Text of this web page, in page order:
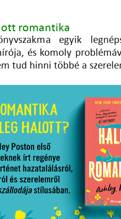
romantika
egyik
és komoly
tud hinni többé a